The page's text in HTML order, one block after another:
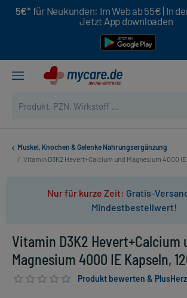
5€* für Neukunden: Im Web ab 55€ | In
Jetzt App downloaden
Muskel, Knochen & Gelenke Nahrungsergänzung
/ Vitamin D3K2 Hevert+Calcium und Magnesium 4000
Nur für kurze Zeit: Gratis-
Mindestbestellwert!
Vitamin D3K2 Hevert+Calcium
Magnesium 4000 IE Kapseln,
Produkt bewerten &